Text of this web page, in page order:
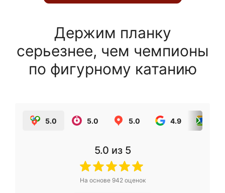
Держим планку
серьезнее, чем чемпионы
по фигурному катанию
5.0 5.0 5.0 4.9
5.0 из 5
На основе 942оценок